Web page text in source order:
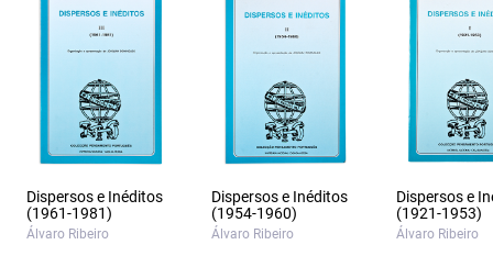
Dispersos e Inéditos
(1961-1981)
Álvaro Ribeiro
Dispersos e Inéditos
(1954-1960)
Álvaro Ribeiro
Dispersos e
(1921-1953)
Álvaro Ribeiro